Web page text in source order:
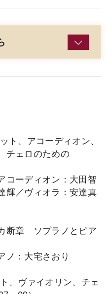
ト、アコーディオン、
チェロのための
コーディオン：大田智
輝／ヴィオラ：安達真
断章 ソプラノとピア
ノ：大宅さおり
、ヴァイオリン、チェ